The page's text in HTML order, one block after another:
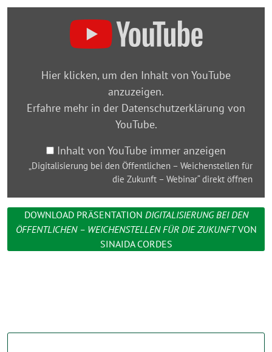
von
YouTube
anzeigen
Hier klicken, um den Inhalt von YouTube
anzuzeigen.
Erfahre mehr in der Datenschutzerklärung von
YouTube.
Inhalt von YouTube immer anzeigen
„Digitalisierung bei den Öffentlichen – Weichenstellen für
die Zukunft – Webinar“ direkt öffnen
DOWNLOAD PRÄSENTATION DIGITALISIERUNG BEI DEN
ÖFFENTLICHEN – WEICHENSTELLEN FÜR DIE ZUKUNFTVON
SINAIDA CORDES